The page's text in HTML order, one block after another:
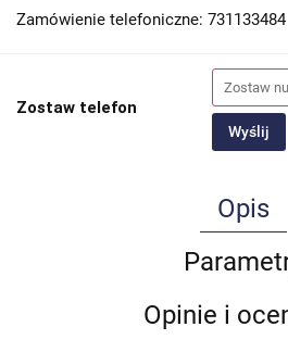
Zamówienie telefoniczne: 731133484
Zostaw telefon
Wyślij
Opis
Opinie i